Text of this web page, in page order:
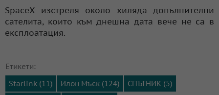
SpaceX изстреля около хиляда допълнителни
сателита, които към днешна дата вече не са в
експлоатация.
Етикети:
Starlink (11)
Илон Мъск (124)
СПЪТНИК (5)